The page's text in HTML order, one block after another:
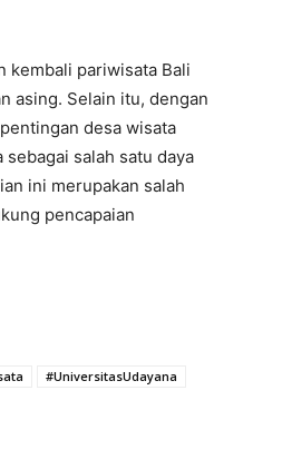
kembali pariwisata Bali
asing. Selain itu, dengan
desa wisata
salah satu daya
ini merupakan salah
pencapaian
#UniversitasUdayana